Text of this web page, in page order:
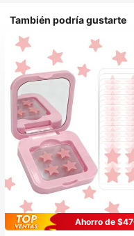
También podría gustarte
Ahorro de